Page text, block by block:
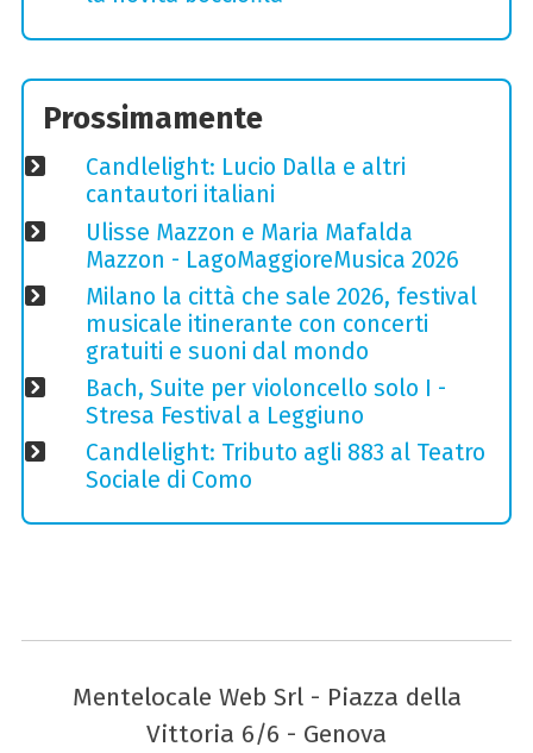
Prossimamente
Candlelight: Lucio Dalla e altri
cantautori italiani
Ulisse Mazzon e Maria Mafalda
Mazzon - LagoMaggioreMusica 2026
Milano la città che sale 2026, festival
musicale itinerante con concerti
gratuiti e suoni dal mondo
Bach, Suite per violoncello solo I -
Stresa Festival a Leggiuno
Candlelight: Tributo agli 883 al Teatro
Sociale di Como
Mentelocale Web Srl - Piazza della
Vittoria 6/6 - Genova